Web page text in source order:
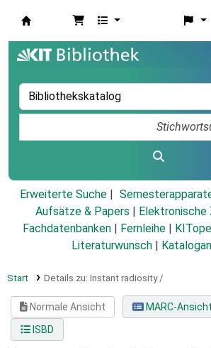
Erweiterte Suche
Aufsätze & Papers
Fachdatenbanken
Fernleihe
Literaturwunsch
Start Details zu: Instant radiosity /
Normale Ansicht
MARC-Ansicht
ISBD